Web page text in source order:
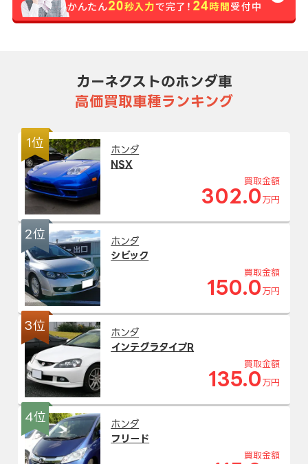
カーネクストのホンダ車
高価買取車種ランキング
1位
ホンダ
NSX
買取金額
302.0 万円
2位
ホンダ
シビック
買取金額
150.0 万円
3位
ホンダ
インテグラタイプR
買取金額
135.0 万円
4位
ホンダ
フリード
買取金額